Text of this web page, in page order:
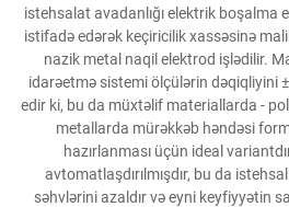
istehsalat avadanlığı elektrik boşalma
istifadə edərək keçiricilik xassəsinə
nazik metal naqil elektrod işlədilir.
idarəetmə sistemi ölçülərin dəqiqliyini
edir ki, bu da müxtəlif materiallarda -
metallarda mürəkkəb həndəsi
hazırlanması üçün ideal
avtomatlaşdırılmışdır, bu da
səhvlərini azaldır və eyni keyfiyyətin